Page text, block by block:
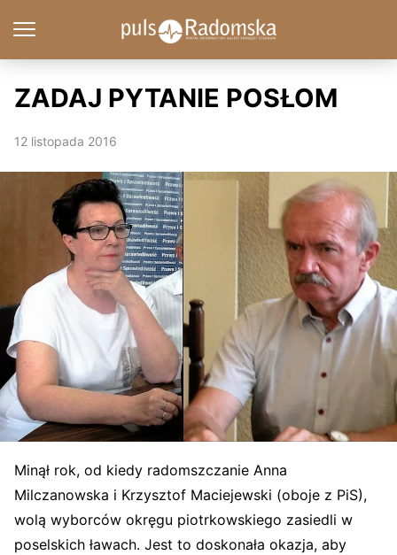
ZADAJ PYTANIE POSŁOM
12 listopada 2016
Minął rok, od kiedy radomszczanie Anna
Milczanowska i Krzysztof Maciejewski (oboje z PiS),
wolą wyborców okręgu piotrkowskiego zasiedli w
poselskich ławach. Jest to doskonała okazja, aby